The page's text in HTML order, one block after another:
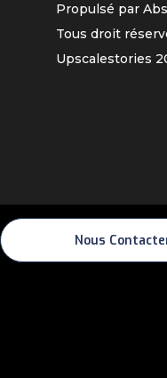
Propulsé par
Tous droit
Upscalestories
Nous